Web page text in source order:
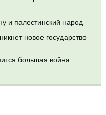
и палестинский народ
новое государство
большая война